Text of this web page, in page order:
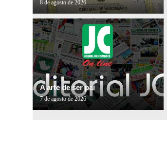
8 de agosto de 2026
A arte de ser pai
7 de agosto de 2026